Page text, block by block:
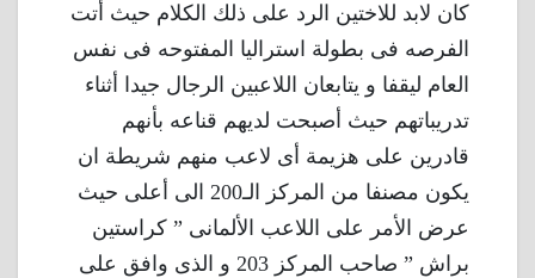
كان لابد للاختين الرد على ذلك الكلام حيث أتت
الفرصه فى بطولة استراليا المفتوحه فى نفس
العام ليقفا و يتابعان اللاعبين الرجال جيدا أثناء
تدريباتهم حيث أصبحت لديهم قناعه بأنهم
قادرين على هزيمة أى لاعب منهم شريطة ان
يكون مصنفا من المركز الـ200 الى أعلى حيث
عرض الأمر على اللاعب الألمانى ” كراستين
براش ” صاحب المركز 203 و الذى وافق على